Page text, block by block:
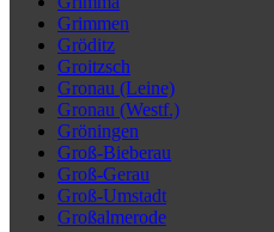
Grimmen
Gröditz
Groitzsch
Gronau (Leine)
Gronau (Westf.)
Gröningen
Groß-Bieberau
Groß-Gerau
Groß-Umstadt
Großalmerode